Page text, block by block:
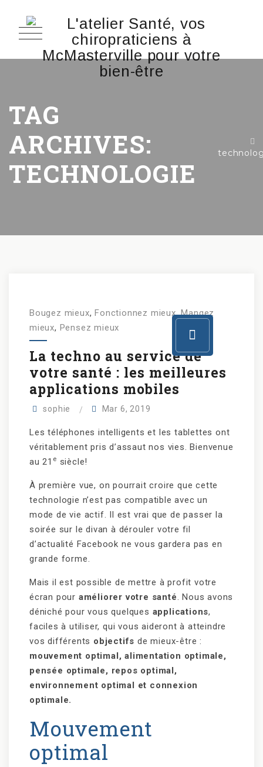
TAG
ARCHIVES:
TECHNOLOGIE
Bougez mieux,Fonctionnez mieux,Mangez
mieux, Pensez mieux
La techno au service de
votre santé : les meilleures
applications mobiles
sophie Mar 6, 2019
Les téléphones intelligents et les tablettes ont
véritablement pris d’assaut nos vies. Bienvenue
au 21 e siècle!
À première vue, on pourrait croire que cette
technologie n’est pas compatible avec un
mode de vie actif. Il est vrai que de passer la
soirée sur le divan à dérouler votre fil
d’actualité Facebook ne vous gardera pas en
grande forme.
Mais il est possible de mettre à profit votre
écran pour améliorer votre santé. Nous avons
déniché pour vous quelques applications,
faciles à utiliser, qui vous aideront à atteindre
vos différents objectifs de mieux-être :
mouvement optimal, alimentation optimale,
pensée optimale, repos optimal,
environnement optimal et connexion
optimale.
Mouvement
optimal